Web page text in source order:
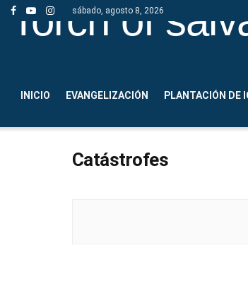
sábado, agosto 8, 2026
Torch of
INICIO EVANGELIZACIÓN PLANTACIÓN DE
Catástrofes